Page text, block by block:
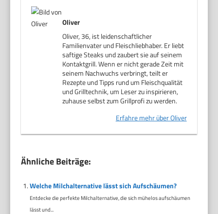
Oliver
Oliver, 36, ist leidenschaftlicher
Familienvater und Fleischliebhaber. Er liebt
saftige Steaks und zaubert sie auf seinem
Kontaktgrill. Wenn er nicht gerade Zeit mit
seinem Nachwuchs verbringt, teilt er
Rezepte und Tipps rund um Fleischqualität
und Grilltechnik, um Leser zu inspirieren,
zuhause selbst zum Grillprofi zu werden.
Erfahre mehr über Oliver
Ähnliche Beiträge:
Welche Milchalternative lässt sich Aufschäumen?
Entdecke die perfekte Milchalternative, die sich mühelos aufschäumen
lässt und...